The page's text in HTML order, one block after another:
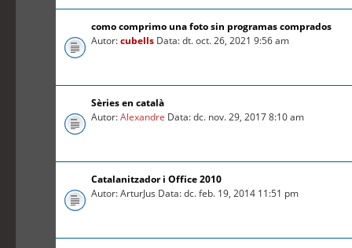
como comprimo una foto sin programas comprados
Autor:cubells Data: dt. oct. 26, 2021 9:56 am
Sèries en català
Autor:Alexandre Data: dc. nov. 29, 2017 8:10 am
Catalanitzador i Office 2010
Autor: ArturJus Data: dc. feb. 19, 2014 11:51 pm